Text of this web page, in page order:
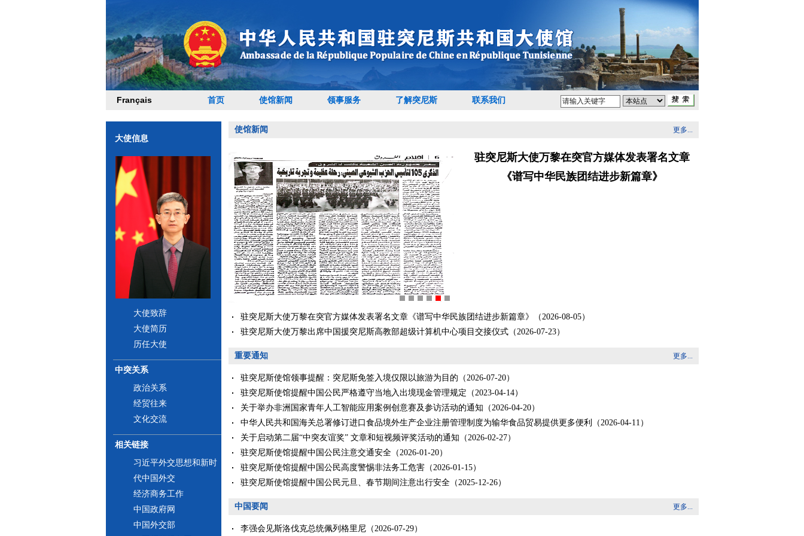
Français 首页 使馆新闻 领事服务 了解突尼斯 联系我们
大使信息
大使致辞
大使简历
历任大使
中突关系
政治关系
经贸往来
文化交流
相关链接
习近平外交思想和新时
代中国外交
经济商务工作
中国政府网
中国外交部
使馆新闻 更多...
驻突尼斯大使万黎在突官方媒体发表署名文章
《谱写中华民族团结进步新篇章》
驻突尼斯大使万黎在突官方媒体发表署名文章《谱写中华民族团结进步新篇章》（2026-08-05）
驻突尼斯大使万黎出席中国援突尼斯高教部超级计算机中心项目交接仪式（2026-07-23）
重要通知 更多...
驻突尼斯使馆领事提醒：突尼斯免签入境仅限以旅游为目的（2026-07-20）
驻突尼斯使馆提醒中国公民严格遵守当地入出境现金管理规定（2023-04-14）
关于举办非洲国家青年人工智能应用案例创意赛及参访活动的通知（2026-04-20）
中华人民共和国海关总署修订进口食品境外生产企业注册管理制度为输华食品贸易提供更多便利（2026-04-11）
关于启动第二届“中突友谊奖” 文章和短视频评奖活动的通知（2026-02-27）
驻突尼斯使馆提醒中国公民注意交通安全（2026-01-20）
驻突尼斯使馆提醒中国公民高度警惕非法务工危害（2026-01-15）
驻突尼斯使馆提醒中国公民元旦、春节期间注意出行安全（2025-12-26）
中国要闻 更多...
李强会见斯洛伐克总统佩列格里尼（2026-07-29）